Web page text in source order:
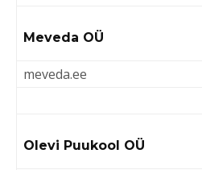
Meveda OÜ
meveda.ee
Olevi Puukool OÜ